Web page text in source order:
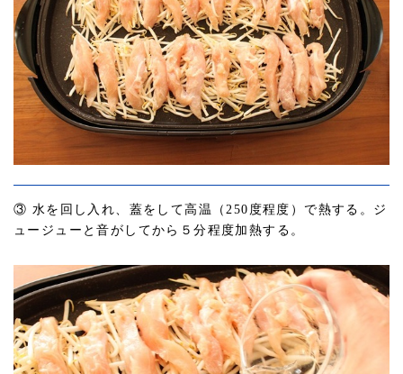
③ 水を回し入れ、蓋をして高温（250度程度）で熱する。ジ
ュージューと音がしてから５分程度加熱する。